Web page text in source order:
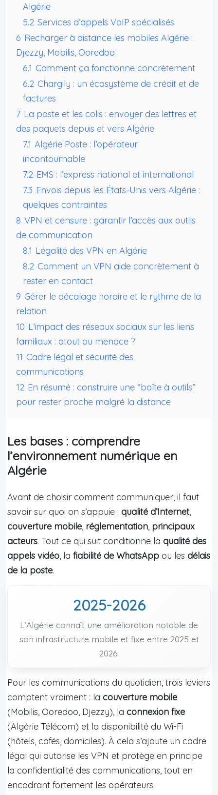
Algérie
5.2 Services d’appels VoIP spécialisés
6 Recharger à distance les mobiles Algérie :
Djezzy, Mobilis, Ooredoo
6.1 Comment ça fonctionne concrètement
6.2 Chargily : un écosystème de crédit et de
factures
7 La poste et les colis : envoyer des lettres et
des paquets depuis et vers Algérie
7.1 Algérie Poste : l’opérateur
incontournable
7.2 EMS : l’express national et international
7.3 Envois depuis les États-Unis vers Algérie :
quelques contraintes
8 VPN et censure : garantir l’accès aux outils
de communication
8.1 Légalité des VPN en Algérie
8.2 Comment un VPN aide concrètement à
rester en contact
9 Gérer le décalage horaire et le rythme de la
relation
10 L’impact des réseaux sociaux sur les liens
familiaux : atout ou menace ?
11 Cadre légal et sécurité des
communications
12 En résumé : construire une “boîte à outils”
pour rester proche malgré la distance
Les bases : comprendre
l’environnement numérique en
Algérie
Avant de choisir comment communiquer, il faut
savoir sur quoi on s’appuie : qualité d’Internet,
couverture mobile, réglementation, principaux
acteurs. Tout ce qui suit conditionne la qualité des
appels vidéo, la fiabilité de WhatsApp ou les délais
de la poste.
2025-2026
L’Algérie connaît une amélioration notable de
son infrastructure mobile et fixe entre 2025 et
2026.
Pour les communications du quotidien, trois leviers
comptent vraiment : la couverture mobile
(Mobilis, Ooredoo, Djezzy), la connexion fixe
(Algérie Télécom) et la disponibilité du Wi-Fi
(hôtels, cafés, domiciles). À cela s’ajoute un cadre
légal qui autorise les VPN et protège en principe
la confidentialité des communications, tout en
encadrant fortement les opérateurs.